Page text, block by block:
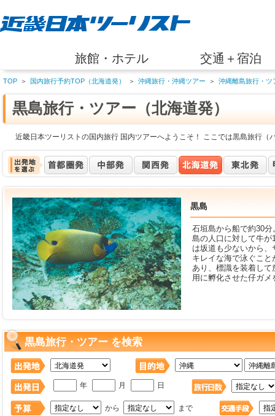
旅館・ホテル 交通＋宿泊
TOP ＞ 国内旅行予約TOP（北海道発） ＞ 沖縄旅行・沖縄ツアー ＞ 沖縄離島旅行・ツ
黒島旅行・ツアー（北海道発）
近畿日本ツーリストの国内旅行 国内ツアーへようこそ！ ここでは黒島旅行（
黒島
石垣島から船で約30
島の人口に対して牛
は坂道も少ないから
キレイな海で泳ぐこ
あり、標識を装着し
用に孵化させた仔ガ
黒島旅行・ツアー を検索
年 月 日
から まで